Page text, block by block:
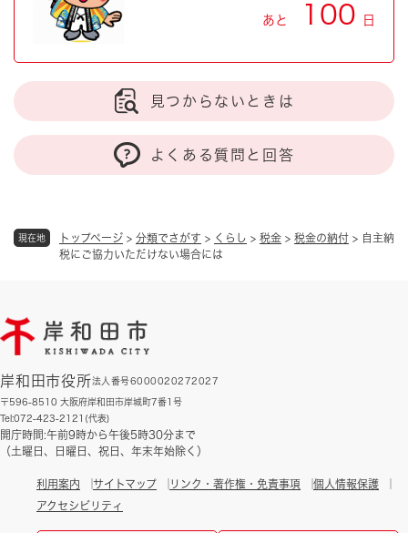
現在地 トップページ > 分類でさがす > くらし > 税金 > 税金の納付 > 自主納
税にご協力いただけない場合には
あと 100 日
見つからないときは
よくある質問と回答
岸和田市役所法人番号6000020272027
〒596-8510 大阪府岸和田市岸城町7番1号
Tel:072-423-2121(代表)
開庁時間:午前9時から午後5時30分まで
（土曜日、日曜日、祝日、年末年始除く）
利用案内 サイトマップ リンク・著作権・免責事項
個人情報保護
アクセシビリティ